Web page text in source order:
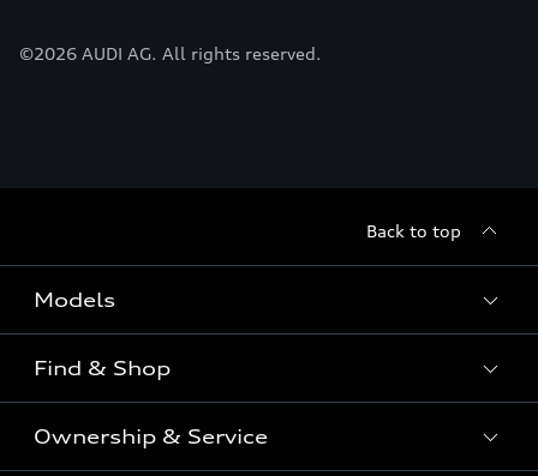
©2026 AUDI AG. All rights reserved.
Back to top
Models
View the range
SUV
Find & Shop
Shop New Vehicles
Ownership & Service